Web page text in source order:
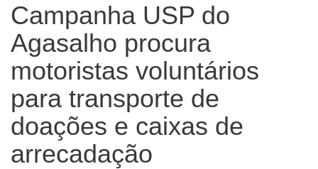
Campanha USP do
Agasalho procura
motoristas voluntários
para transporte de
doações e caixas de
arrecadação